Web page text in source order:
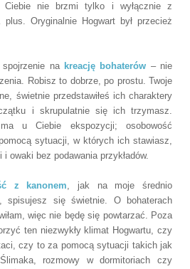
nie brzmi tylko i wyłącznie z
Oryginalnie Hogwart był przecież
na kreację bohaterów – nie
Robisz to dobrze, po prostu. Twoje
świetnie przedstawiłeś ich charaktery
i skrupulatnie się ich trzymasz.
u Ciebie ekspozycji; osobowość
sytuacji, w których ich stawiasz,
i owaki bez podawania przykładów.
z kanonem, jak na moje średnio
spisujesz się świetnie. O bohaterach
więc nie będę się powtarzać. Poza
ten niezwykły klimat Hogwartu, czy
czy to za pomocą sytuacji takich jak
rozmowy w dormitoriach czy